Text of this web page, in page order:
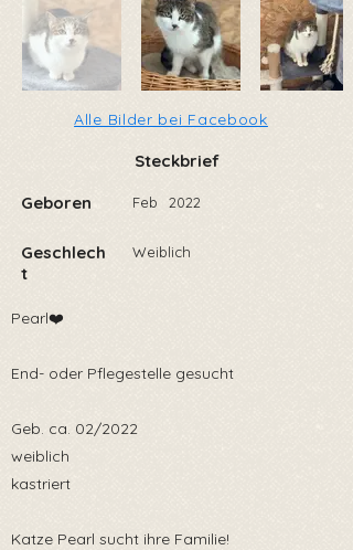
Alle Bilder bei Facebook
Steckbrief
Geboren
Geschlech
t
Feb 2022
Weiblich
Pearl❤️
End- oder Pflegestelle gesucht
Geb. ca. 02/2022
weiblich
kastriert
Katze Pearl sucht ihre Familie!